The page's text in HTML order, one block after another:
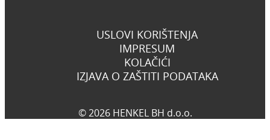
USLOVI KORIŠTENJA
IMPRESUM
KOLAČIĆI
IZJAVA O ZAŠTITI PODATAKA
© 2026 HENKEL BH d.o.o.